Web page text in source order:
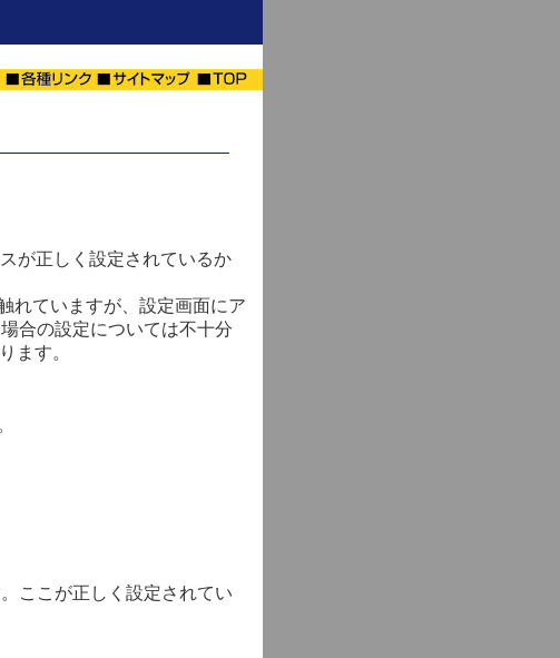
が正しく設定されているか
れていますが、設定画面にア
合の設定については不十分
ます。
ここが正しく設定されてい